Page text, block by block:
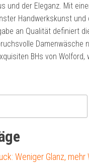
und der Eleganz. Mit
Handwerkskunst und
an Qualität definiert
Damenwäsche
BHs von Wolford,
Weniger Glanz, mehr